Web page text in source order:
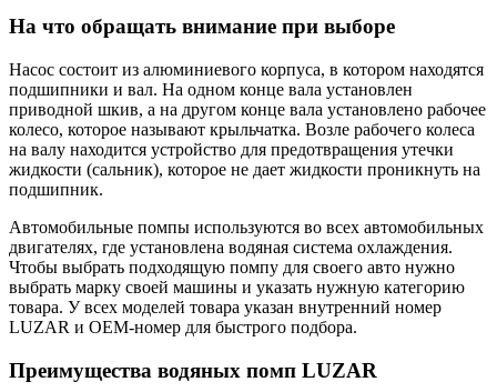
На что обращать внимание при выборе
Насос состоит из алюминиевого корпуса, в котором находятся
подшипники и вал. На одном конце вала установлен
приводной шкив, а на другом конце вала установлено рабочее
колесо, которое называют крыльчатка. Возле рабочего колеса
на валу находится устройство для предотвращения утечки
жидкости (сальник), которое не дает жидкости проникнуть на
подшипник.
Автомобильные помпы используются во всех автомобильных
двигателях, где установлена водяная система охлаждения.
Чтобы выбрать подходящую помпу для своего авто нужно
выбрать марку своей машины и указать нужную категорию
товара. У всех моделей товара указан внутренний номер
LUZAR и OEM-номер для быстрого подбора.
Преимущества водяных помп LUZAR